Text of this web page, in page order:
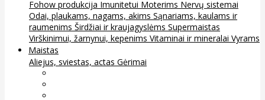
Fohow produkcija Imunitetui Moterims Nervų sistemai
Odai, plaukams, nagams, akims Sąnariams, kaulams ir
raumenims Širdžiai ir kraujagyslėms Supermaistas
Virškinimui, žarnynui, kepenims Vitaminai ir mineralai Vyrams
Maistas
Aliejus, sviestas, actas Gėrimai